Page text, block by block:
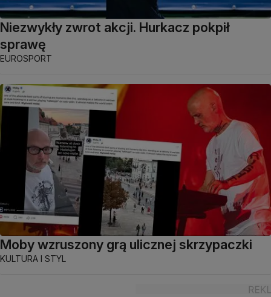
Niezwykły zwrot akcji. Hurkacz pokpił
sprawę
EUROSPORT
Moby wzruszony grą ulicznej skrzypaczki
KULTURA I STYL